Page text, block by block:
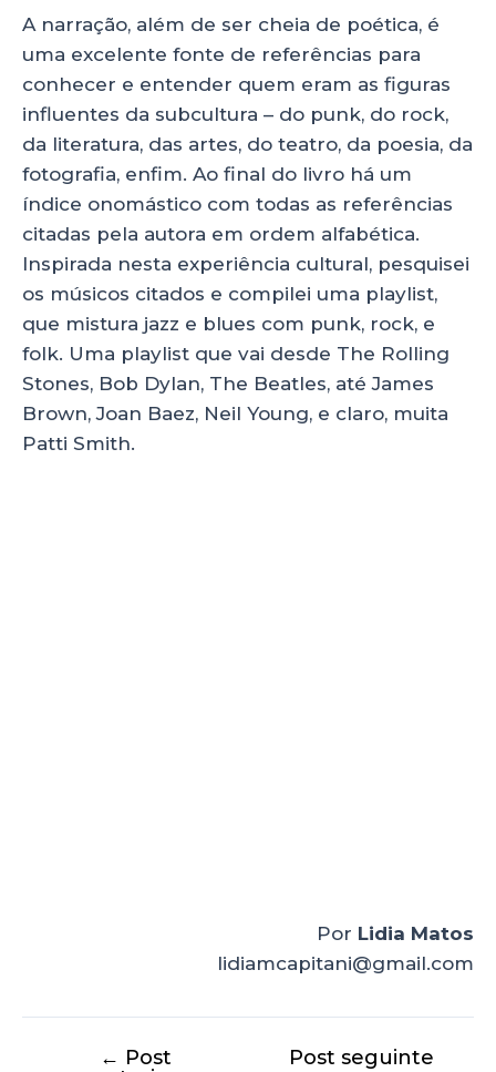
A narração, além de ser cheia de poética, é
uma excelente fonte de referências para
conhecer e entender quem eram as figuras
influentes da subcultura – do punk, do rock,
da literatura, das artes, do teatro, da poesia, da
fotografia, enfim. Ao final do livro há um
índice onomástico com todas as referências
citadas pela autora em ordem alfabética.
Inspirada nesta experiência cultural, pesquisei
os músicos citados e compilei uma playlist,
que mistura jazz e blues com punk, rock, e
folk. Uma playlist que vai desde The Rolling
Stones, Bob Dylan, The Beatles, até James
Brown, Joan Baez, Neil Young, e claro, muita
Patti Smith.
Por Lidia Matos
lidiamcapitani@gmail.com
← Post Post seguinte